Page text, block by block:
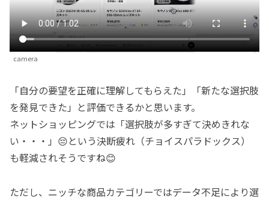
camera
「自分の要望を正確に理解してもらえた」「新たな選択肢
を発見できた」と評価できるかと思います。
ネットショッピングでは「選択肢が多すぎて決めきれな
い・・・」😔という決断疲れ（チョイスパラドックス）
も軽減されそうですね😊
ただし、ニッチな商品カテゴリーではデータ不足により選